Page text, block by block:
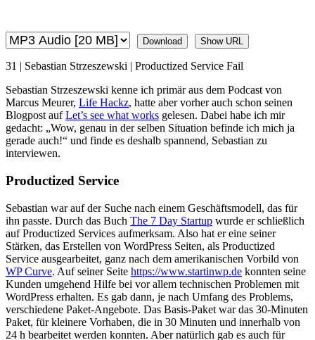
Download Show URL
31 | Sebastian Strzeszewski | Productized Service Fail
Sebastian Strzeszewski kenne ich primär aus dem Podcast von
Marcus Meurer, Life Hackz, hatte aber vorher auch schon seinen
Blogpost aufLet’s see what works gelesen. Dabei habe ich mir
gedacht: „Wow, genau in der selben Situation befinde ich mich ja
gerade auch!“ und finde es deshalb spannend, Sebastian zu
interviewen.
Productized Service
Sebastian war auf der Suche nach einem Geschäftsmodell, das für
ihn passte. Durch das Buch The 7 Day Startup wurde er schließlich
auf Productized Services aufmerksam. Also hat er eine seiner
Stärken, das Erstellen von WordPress Seiten, als Productized
Service ausgearbeitet, ganz nach dem amerikanischen Vorbild von
WP Curve. Auf seiner Seite https://www.startinwp.de konnten seine
Kunden umgehend Hilfe bei vor allem technischen Problemen mit
WordPress erhalten. Es gab dann, je nach Umfang des Problems,
verschiedene Paket-Angebote. Das Basis-Paket war das 30-Minuten
Paket, für kleinere Vorhaben, die in 30 Minuten und innerhalb von
24 h bearbeitet werden konnten. Aber natürlich gab es auch für